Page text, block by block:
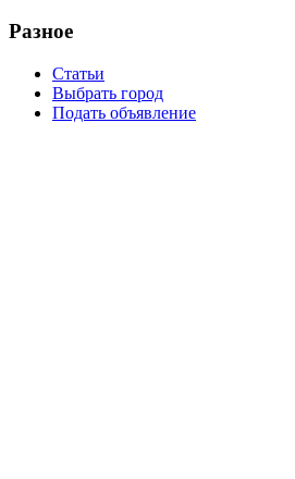
Разное
Статьи
Выбрать город
Подать объявление